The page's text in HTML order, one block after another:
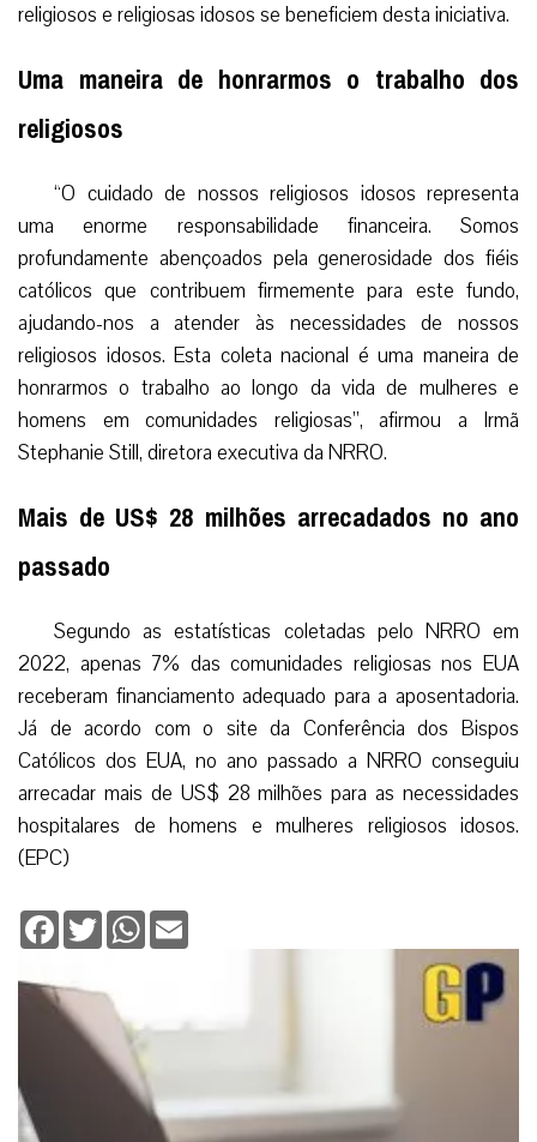
religiosos e religiosas idosos se beneficiem desta iniciativa.
Uma maneira de honrarmos o trabalho dos
religiosos
“O cuidado de nossos religiosos idosos representa
uma enorme responsabilidade financeira. Somos
profundamente abençoados pela generosidade dos fiéis
católicos que contribuem firmemente para este fundo,
ajudando-nos a atender às necessidades de nossos
religiosos idosos. Esta coleta nacional é uma maneira de
honrarmos o trabalho ao longo da vida de mulheres e
homens em comunidades religiosas”, afirmou a Irmã
Stephanie Still, diretora executiva da NRRO.
Mais de US$ 28 milhões arrecadados no ano
passado
Segundo as estatísticas coletadas pelo NRRO em
2022, apenas 7% das comunidades religiosas nos EUA
receberam financiamento adequado para a aposentadoria.
Já de acordo com o site da Conferência dos Bispos
Católicos dos EUA, no ano passado a NRRO conseguiu
arrecadar mais de US$ 28 milhões para as necessidades
hospitalares de homens e mulheres religiosos idosos.
(EPC)
Facebook
TwitterWhatsApp